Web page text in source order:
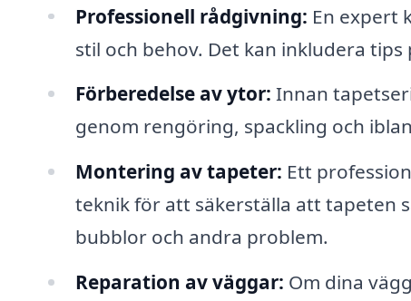
Professionell rådgivning: En expert
stil och behov. Det kan inkludera
Förberedelse av ytor: Innan
genom rengöring, spackling och
Montering av tapeter: Ett
teknik för att säkerställa att tapeten
bubblor och andra problem.
Reparation av väggar: Om dina